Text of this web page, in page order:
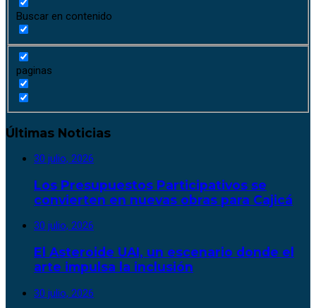
Buscar en contenido
paginas
Últimas Noticias
30 julio, 2026
Los Presupuestos Participativos se
convierten en nuevas obras para Cajicá
30 julio, 2026
El Asteroide UAI, un escenario donde el
arte impulsa la inclusión
30 julio, 2026